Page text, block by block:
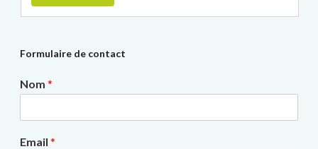
Formulaire de contact
Nom *
Email *